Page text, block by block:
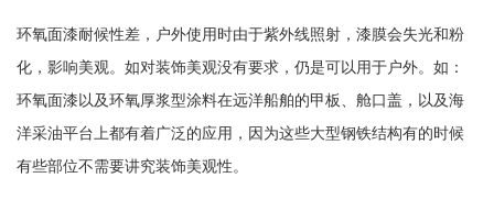
环氧面漆耐候性差，户外使用时由于紫外线照射，漆膜会失光和粉
化，影响美观。如对装饰美观没有要求，仍是可以用于户外。如：
环氧面漆以及环氧厚浆型涂料在远洋船舶的甲板、舱口盖，以及海
洋采油平台上都有着广泛的应用，因为这些大型钢铁结构有的时候
有些部位不需要讲究装饰美观性。